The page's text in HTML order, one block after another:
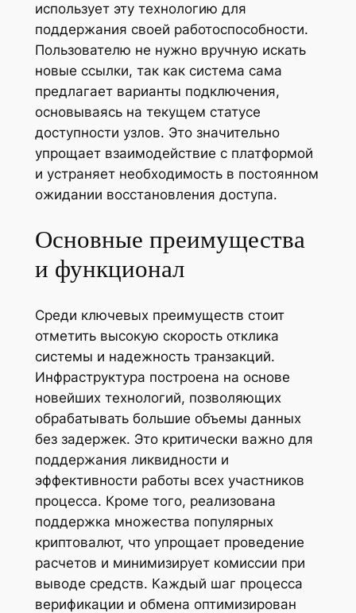
использует эту технологию для
поддержания своей работоспособности.
Пользователю не нужно вручную искать
новые ссылки, так как система сама
предлагает варианты подключения,
основываясь на текущем статусе
доступности узлов. Это значительно
упрощает взаимодействие с платформой
и устраняет необходимость в постоянном
ожидании восстановления доступа.
Основные преимущества
и функционал
Среди ключевых преимуществ стоит
отметить высокую скорость отклика
системы и надежность транзакций.
Инфраструктура построена на основе
новейших технологий, позволяющих
обрабатывать большие объемы данных
без задержек. Это критически важно для
поддержания ликвидности и
эффективности работы всех участников
процесса. Кроме того, реализована
поддержка множества популярных
криптовалют, что упрощает проведение
расчетов и минимизирует комиссии при
выводе средств. Каждый шаг процесса
верификации и обмена оптимизирован